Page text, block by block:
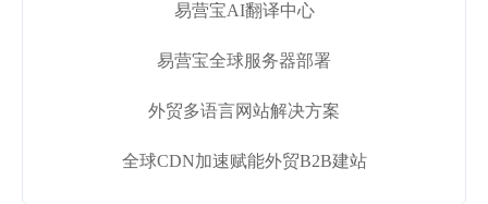
易营宝AI翻译中心
易营宝全球服务器部署
外贸多语言网站解决方案
全球CDN加速赋能外贸B2B建站